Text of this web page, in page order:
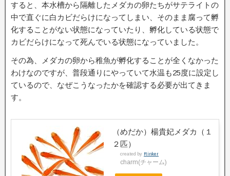
すると、本水槽から隔離したメダカの卵たちがサテライトの
中で直ぐに白カビだらけになってしまい、そのまま腐って孵
化することがない状態になっていたり、孵化している状態で
カビだらけになって死んでいる状態になっていました。
その為、メダカの卵から稚魚が孵化することが全くなかった
わけなのですが、普段通りにやっていて水温も25度に設定し
ているので、なぜこうなったかを確認する必要が出てきま
す。
（めだか）楊貴妃メダカ（１
２匹）
created by Rinker
charm(チャーム)